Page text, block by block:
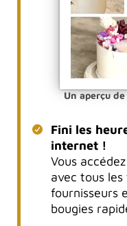
Un aperçu
Fini les
internet !
Vous
avec tous
fournisseurs
bougies